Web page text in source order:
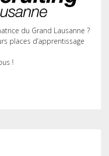
du Grand Lausanne ?
places d’apprentissage
!